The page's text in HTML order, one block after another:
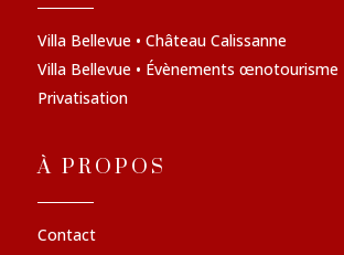
Villa Bellevue • Château Calissanne
Villa Bellevue • Évènements œnotourisme
Privatisation
À PROPOS
Contact